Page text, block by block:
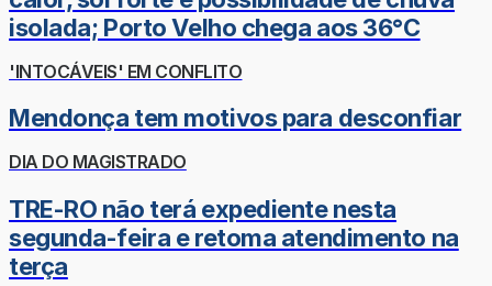
isolada; Porto Velho chega aos 36°C
'INTOCÁVEIS' EM CONFLITO
Mendonça tem motivos para desconfiar
DIA DO MAGISTRADO
TRE-RO não terá expediente nesta
segunda-feira e retoma atendimento na
terça